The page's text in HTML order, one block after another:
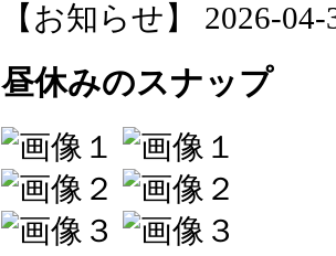
【お知らせ】 2026-
昼休みのスナップ